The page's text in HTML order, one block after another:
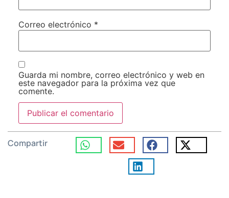
Correo electrónico *
Guarda mi nombre, correo electrónico y web en
este navegador para la próxima vez que
comente.
Compartir